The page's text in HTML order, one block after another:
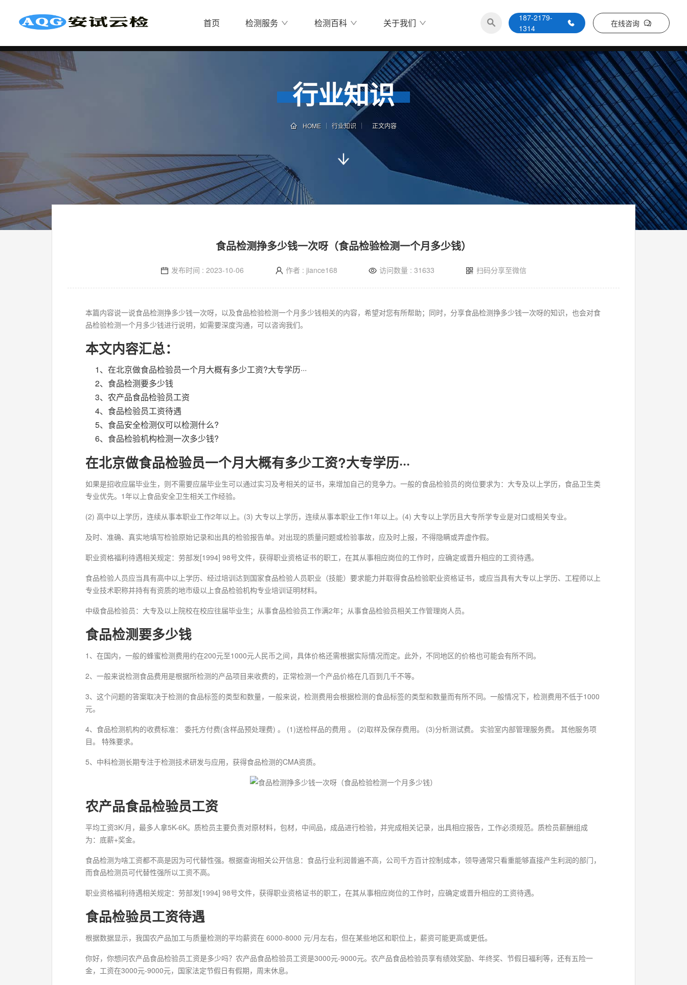
首页 检测服务 检测百科 关于我们
187-2179-
1314
在线咨询
首
页
检
测
行业知识
HOME 行业知识 正文内容
食品检测挣多少钱一次呀（食品检验检测一个月多少钱）
发布时间 : 2023-10-06 作者 : jiance168 访问数量 : 31633 扫码分享至微信
本篇内容说一说食品检测挣多少钱一次呀，以及食品检验检测一个月多少钱相关的内容，希望对您有所帮助；同时，分享食品检测挣多少钱一次呀的知识，也会对食
品检验检测一个月多少钱进行说明，如需要深度沟通，可以咨询我们。
本文内容汇总：
1、 在北京做食品检验员一个月大概有多少工资?大专学历···
2、 食品检测要多少钱
3、 农产品食品检验员工资
4、 食品检验员工资待遇
5、 食品安全检测仪可以检测什么?
6、 食品检验机构检测一次多少钱?
在北京做食品检验员一个月大概有多少工资?大专学历···
如果是招收应届毕业生，则不需要应届毕业生可以通过实习及考相关的证书，来增加自己的竞争力。一般的食品检验员的岗位要求为：大专及以上学历，食品卫生类
专业优先。1年以上食品安全卫生相关工作经验。
(2) 高中以上学历，连续从事本职业工作2年以上。(3) 大专以上学历，连续从事本职业工作1年以上。(4) 大专以上学历且大专所学专业是对口或相关专业。
及时、准确、真实地填写检验原始记录和出具的检验报告单。对出现的质量问题或检验事故，应及时上报，不得隐瞒或弄虚作假。
职业资格福利待遇相关规定：劳部发[1994] 98号文件，获得职业资格证书的职工，在其从事相应岗位的工作时，应确定或晋升相应的工资待遇。
食品检验人员应当具有高中以上学历、经过培训达到国家食品检验人员职业（技能）要求能力并取得食品检验职业资格证书，或应当具有大专以上学历、工程师以上
专业技术职称并持有有资质的地市级以上食品检验机构专业培训证明材料。
中级食品检验员：大专及以上院校在校应往届毕业生；从事食品检验员工作满2年；从事食品检验员相关工作管理岗人员。
食品检测要多少钱
1、在国内，一般的蜂蜜检测费用约在200元至1000元人民币之间，具体价格还需根据实际情况而定。此外，不同地区的价格也可能会有所不同。
2、一般来说检测食品费用是根据所检测的产品项目来收费的，正常检测一个产品价格在几百到几千不等。
3、这个问题的答案取决于检测的食品标签的类型和数量，一般来说，检测费用会根据检测的食品标签的类型和数量而有所不同。一般情况下，检测费用不低于1000
元。
4、食品检测机构的收费标准： 委托方付费(含样品预处理费) 。 (1)送检样品的费用 。 (2)取样及保存费用。 (3)分析测试费。 实验室内部管理服务费。 其他服务项
目。 特殊要求。
5、中科检测长期专注于检测技术研发与应用，获得食品检测的CMA资质。
农产品食品检验员工资
平均工资3K/月，最多人拿5K-6K。质检员主要负责对原材料，包材，中间品，成品进行检验，并完成相关记录，出具相应报告，工作必须规范。质检员薪酬组成
为：底薪+奖金。
食品检测为啥工资都不高是因为可代替性强。根据查询相关公开信息：食品行业利润普遍不高，公司千方百计控制成本，领导通常只看重能够直接产生利润的部门，
而食品检测员可代替性强所以工资不高。
职业资格福利待遇相关规定：劳部发[1994] 98号文件，获得职业资格证书的职工，在其从事相应岗位的工作时，应确定或晋升相应的工资待遇。
食品检验员工资待遇
根据数据显示，我国农产品加工与质量检测的平均薪资在 6000-8000 元/月左右，但在某些地区和职位上，薪资可能更高或更低。
你好，你想问农产品食品检验员工资是多少吗？农产品食品检验员工资是3000元-9000元。农产品食品检验员享有绩效奖励、年终奖、节假日福利等，还有五险一
金，工资在3000元-9000元，国家法定节假日有假期，周末休息。